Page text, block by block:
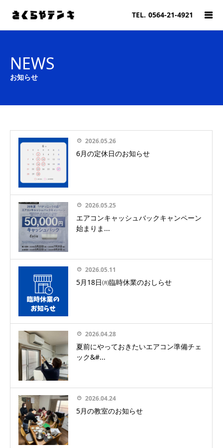
TEL. 0564-21-4921
NEWS
お知らせ
2026.05.26
6月の定休日のお知らせ
2026.05.25
エアコンキャッシュバックキャンペーン
始まりま...
2026.05.11
5月18日㈪臨時休業のおしらせ
2026.04.28
夏前にやっておきたいエアコン準備チェ
ック&#...
2026.04.24
5月の教室のお知らせ